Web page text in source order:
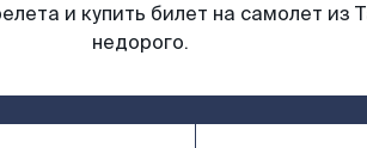
и купить билет на самолет
недорого.